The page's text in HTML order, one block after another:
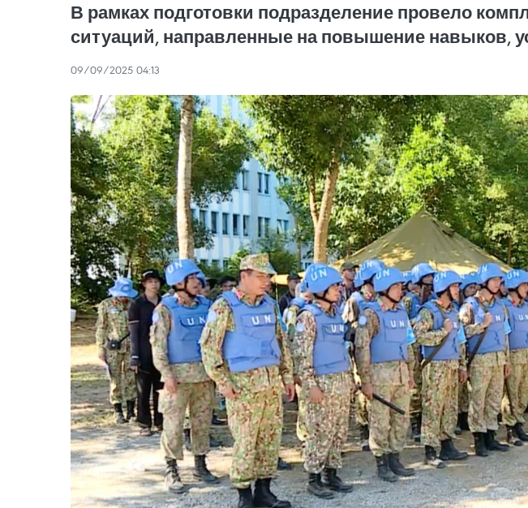
В рамках подготовки подразделение провело
ситуаций, направленные на повышение навыков,
09/09/2025 04:13